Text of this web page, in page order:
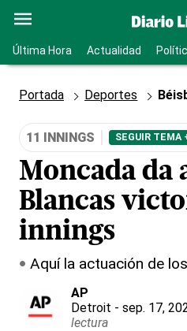
Última Hora Actualidad
Portada Deportes
11 INNINGS SEGUIR TEMA
Moncada da
Blancas
innings
Aquí la actuación de
AP
Detroit - sep. 17,
lectura